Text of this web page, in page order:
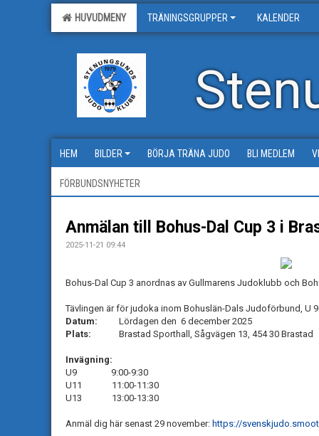
HUVUDMENY TRÄNINGSGRUPPER KALENDER
HEM BILDER BÖRJA TRÄNA JUDO BLI MEDLEM
FÖRBUNDSNYHETER
Anmälan till Bohus-Dal Cup 3 i
2025-11-21 09:44
Bohus-Dal Cup 3 anordnas av Gullmarens Judoklubb och
Tävlingen är för judoka inom Bohuslän-Dals Judoförbund, U
Datum: Lördagen den 6 december 2025
Plats: Brastad Sporthall, Sågvägen 13, 454 30 Brastad
Invägning:
U9 9:00-9:30
U11 11:00-11:30
U13 13:00-13:30
Anmäl dig här senast 29 november: https://